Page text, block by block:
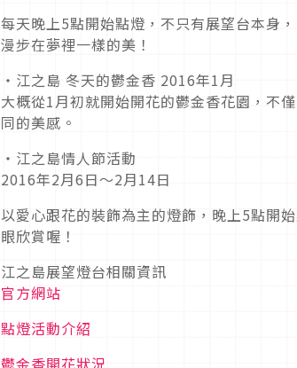
每天晚上5點開始點燈，不只有展望台本身
漫步在夢裡一樣的美！
‧江之島 冬天的鬱金香 2016年1月
大概從1月初就開始開花的鬱金香花園，不
同的美感。
‧江之島情人節活動
2016年2月6日～2月14日
以愛心跟花的裝飾為主的燈飾，晚上5點開
眼欣賞喔！
江之島展望燈台相關資訊
官方網站
點燈活動介紹
鬱金香開花狀況